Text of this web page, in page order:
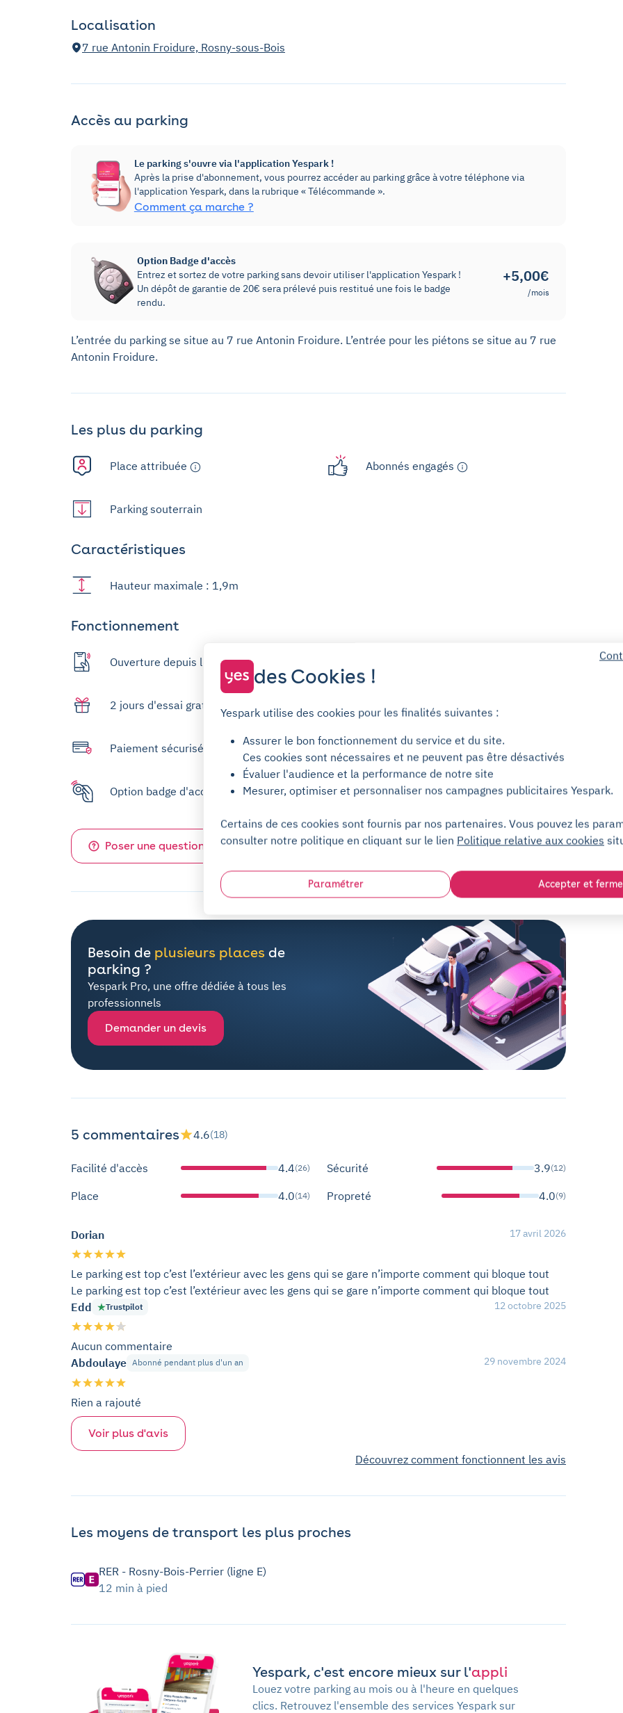
Localisation
7 rue Antonin Froidure, Rosny-sous-Bois
Accès au parking
Le parking s'ouvre via l'application Yespark !
Après la prise d'abonnement, vous pourrez accéder au parking grâce à votre téléphone via
l'application Yespark, dans la rubrique « Télécommande ».
Comment ça marche ?
Option Badge d'accès
Entrez et sortez de votre parking sans devoir utiliser l'application Yespark !
Un dépôt de garantie de 20€ sera prélevé puis restitué une fois le badge
rendu.
+5,00€
/mois
L’entrée du parking se situe au 7 rue Antonin Froidure. L’entrée pour les piétons se situe au 7 rue
Antonin Froidure.
Les plus du parking
Place attribuée Abonnés engagés
Parking souterrain
Caractéristiques
Hauteur maximale : 1,9m
Fonctionnement
Ouverture depuis l'app
2 jours d'essai gratuit Sans engagement
Paiement sécurisé Sans dépôt de garantie
Option badge d'accès disponible
Poser une question sur ce parking Centre d'aide
Besoin de plusieurs places de
parking ?
Yespark Pro, une offre dédiée à tous les
professionnels
Demander un devis
5 commentaires 4.6(18)
Facilité d'accès 4.4(26) Sécurité 3.9(12)
Place 4.0(14) Propreté 4.0(9)
Dorian 17 avril 2026
Le parking est top c’est l’extérieur avec les gens qui se gare n’importe comment qui bloque tout
Le parking est top c’est l’extérieur avec les gens qui se gare n’importe comment qui bloque tout
Edd
Trustpilot 12 octobre 2025
Aucun commentaire
Abdoulaye Abonné pendant plus d'un an 29 novembre 2024
Rien a rajouté
Voir plus d'avis
Découvrez comment fonctionnent les avis
Les moyens de transport les plus proches
RER - Rosny-Bois-Perrier (ligne E)
12 min à pied
Yespark, c'est encore mieux sur l'appli
Louez votre parking au mois ou à l'heure en quelques
clics. Retrouvez l'ensemble des services Yespark sur
des Cookies !
Yespark utilise des cookies pour les finalités suivantes :
Assurer le bon fonctionnement du service et du site.
Ces cookies sont nécessaires et ne peuvent pas être désactivés
Évaluer l'audience et la performance de notre site
Mesurer, optimiser et personnaliser nos campagnes publicitaires Yespark.
Certains de ces cookies sont fournis par nos partenaires. Vous pouvez les
consulter notre politique en cliquant sur le lien Politique relative aux cookies
Paramétrer Accepter et